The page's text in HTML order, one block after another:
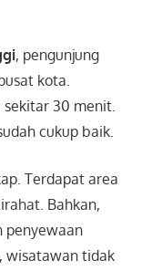
, pengunjung
kota.
sekitar 30 menit.
cukup baik.
Terdapat area
Bahkan,
penyewaan
wisatawan tidak